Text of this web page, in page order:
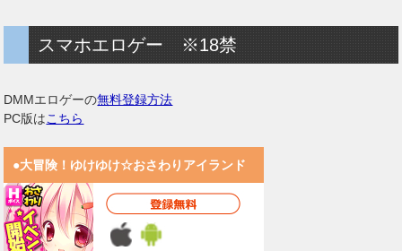
スマホエロゲー ※18禁
DMMエロゲーの無料登録方法
PC版はこちら
●大冒険！ゆけゆけ☆おさわりアイランド